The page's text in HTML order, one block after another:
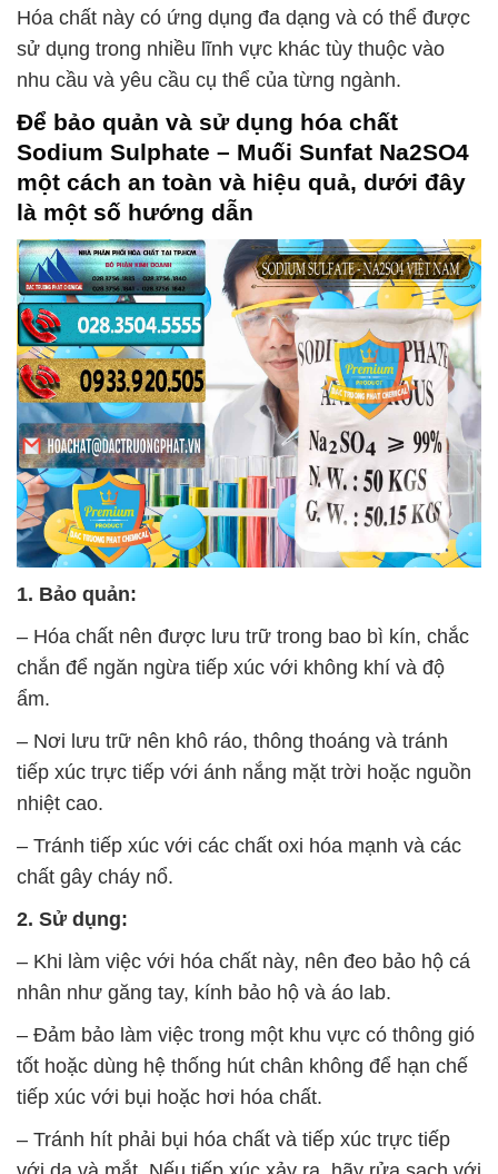
Hóa chất này có ứng dụng đa dạng và có thể được
sử dụng trong nhiều lĩnh vực khác tùy thuộc vào
nhu cầu và yêu cầu cụ thể của từng ngành.
Để bảo quản và sử dụng hóa chất
Sodium Sulphate – Muối Sunfat Na2SO4
một cách an toàn và hiệu quả, dưới đây
là một số hướng dẫn
1. Bảo quản:
– Hóa chất nên được lưu trữ trong bao bì kín, chắc
chắn để ngăn ngừa tiếp xúc với không khí và độ
ẩm.
– Nơi lưu trữ nên khô ráo, thông thoáng và tránh
tiếp xúc trực tiếp với ánh nắng mặt trời hoặc nguồn
nhiệt cao.
– Tránh tiếp xúc với các chất oxi hóa mạnh và các
chất gây cháy nổ.
2. Sử dụng:
– Khi làm việc với hóa chất này, nên đeo bảo hộ cá
nhân như găng tay, kính bảo hộ và áo lab.
– Đảm bảo làm việc trong một khu vực có thông gió
tốt hoặc dùng hệ thống hút chân không để hạn chế
tiếp xúc với bụi hoặc hơi hóa chất.
– Tránh hít phải bụi hóa chất và tiếp xúc trực tiếp